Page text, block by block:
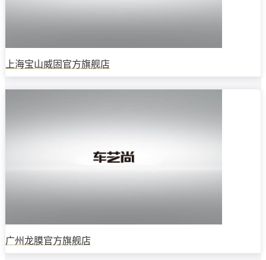
上海宝山威固官方旗舰店
广州龙膜官方旗舰店